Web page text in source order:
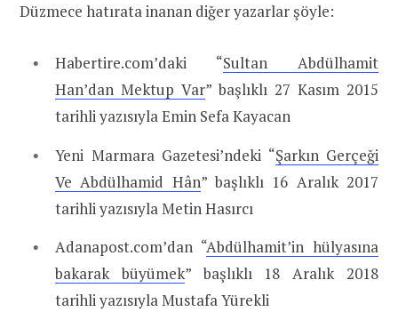
Düzmece hatırata inanan diğer yazarlar şöyle:
Habertire.com’daki “Sultan Abdülhamit
Han’dan Mektup Var” başlıklı 27 Kasım 2015
tarihli yazısıyla Emin Sefa Kayacan
Yeni Marmara Gazetesi’ndeki “Şarkın Gerçeği
Ve Abdülhamid Hân” başlıklı 16 Aralık 2017
tarihli yazısıyla Metin Hasırcı
Adanapost.com’dan “Abdülhamit’in hülyasına
bakarak büyümek” başlıklı 18 Aralık 2018
tarihli yazısıyla Mustafa Yürekli